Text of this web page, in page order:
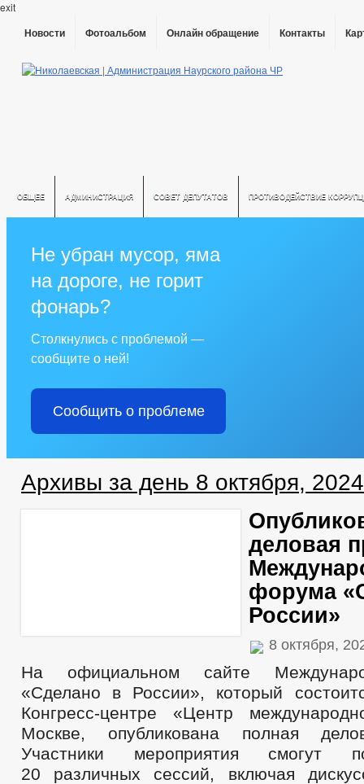
exit
Новости Фотоальбом Онлайн обращение Контакты
ОБЩЕЕ АДМИНИСТРАЦИЯ СОВЕТ ДЕПУТАТОВ ПРОТИВОДЕЙСТВИЕ
Не убран мусор, яма
на дороге, не горит
фонарь?
Столкнулись с проблемой —
сообщите о ней!
Сообщить о проблеме
Архивы за день 8 октября, 2024
деловая
форума
России»
8 октября,
На официальном сайте
«Сделано в России», который
Конгресс-центре «Центр
Москве, опубликована полная
Участники мероприятия смогут
20 различных сессий, включая